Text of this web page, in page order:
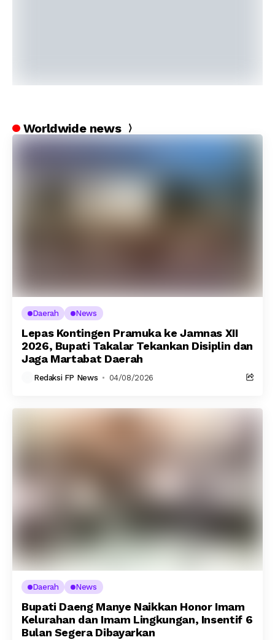
Worldwide news
Daerah News
Lepas Kontingen Pramuka ke Jamnas XII
2026, Bupati Takalar Tekankan Disiplin dan
Jaga Martabat Daerah
Redaksi FP News 04/08/2026
Daerah News
Bupati Daeng Manye Naikkan Honor Imam
Kelurahan dan Imam Lingkungan, Insentif 6
Bulan Segera Dibayarkan